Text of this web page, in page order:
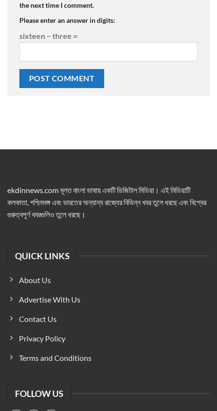
the next time I comment.
Please enter an answer in digits:
sixteen − three =
ekdinnews.com মূলত বাংলা ভাষায় একটি ডিজিটাল মিডিয়া। এই মিডিয়াটি
কলকাতা, পশ্চিমবঙ্গ এবং ভারতের অন্যান্য রাজ্যের বিভিন্ন খবর তুলে ধরছে এবং বিশ্বের
গুরুত্বপূর্ণ খবরগুলিও তুলে ধরছে।
QUICK LINKS
About Us
Advertise With Us
Contact Us
Privacy Policy
Terms and Conditions
FOLLOW US